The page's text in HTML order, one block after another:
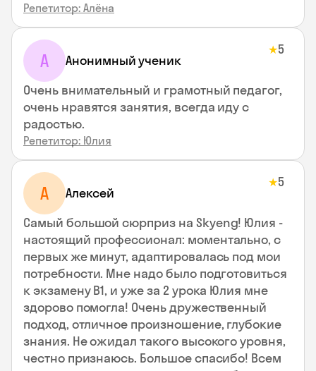
Репетитор: Алёна
А Анонимный ученик
★5
Очень внимательный и грамотный педагог,
очень нравятся занятия, всегда иду с
радостью.
Репетитор: Юлия
А Алексей
★5
Самый большой сюрприз на Skyeng! Юлия -
настоящий профессионал: моментально, с
первых же минут, адаптировалась под мои
потребности. Мне надо было подготовиться
к экзамену В1, и уже за 2 урока Юлия мне
здорово помогла! Очень дружественный
подход, отличное произношение, глубокие
знания. Не ожидал такого высокого уровня,
честно признаюсь. Большое спасибо! Всем